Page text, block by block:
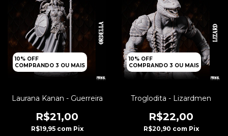
10% OFF
COMPRANDO 3 OU MAIS
Laurana Kanan - Guerreira
R$21,00
R$19,95 com Pix
10% OFF
COMPRANDO 3 OU MAIS
Troglodita - Lizardmen
R$22,00
R$20,90 com Pix